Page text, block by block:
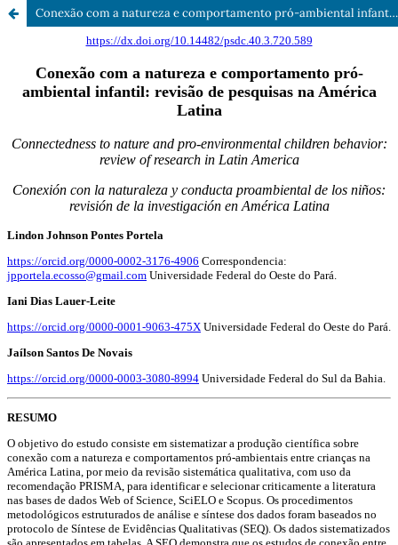
Conexão com a natureza e comportamento pró-ambiental infantil: Revisão de pesquisas na América Latina